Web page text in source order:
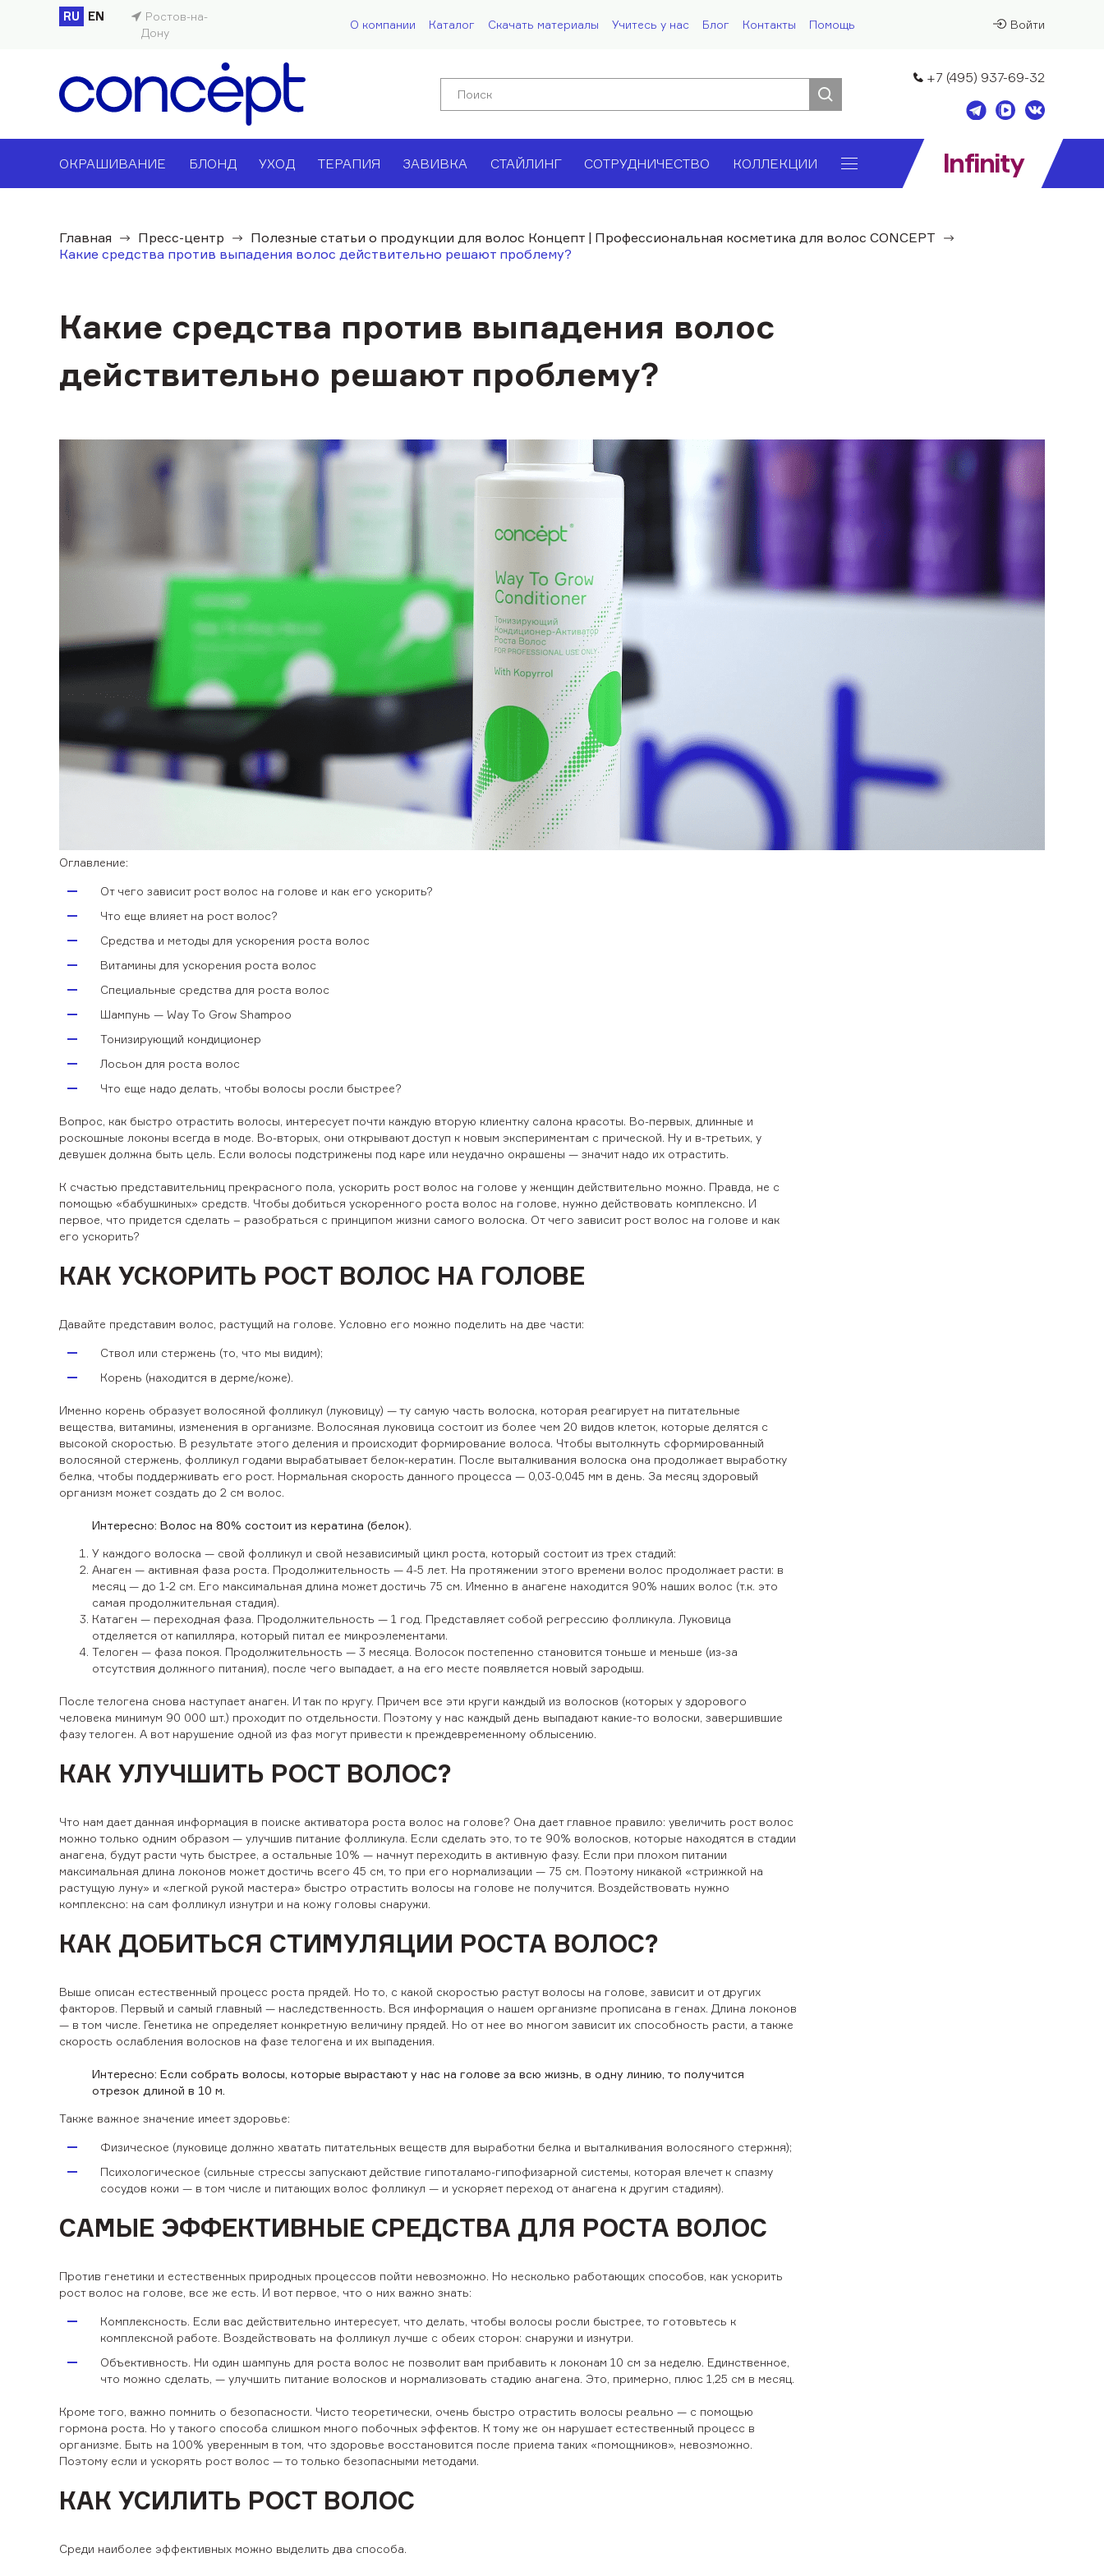
RU EN
Ростов-на-
Дону
О компании Каталог Скачать материалы Учитесь у нас Блог Контакты Помощь Войти
+7 (495) 937-69-32
ОКРАШИВАНИЕ БЛОНД УХОД ТЕРАПИЯ ЗАВИВКА СТАЙЛИНГ СОТРУДНИЧЕСТВО КОЛЛЕКЦИИ Infinity
Главная Пресс-центр
Полезные статьи о продукции для волос Концепт | Профессиональная косметика для волос CONCEPT
Какие средства против выпадения волос действительно решают проблему?
Какие средства против выпадения волос
действительно решают проблему?
Оглавление:
От чего зависит рост волос на голове и как его ускорить?
Что еще влияет на рост волос?
Средства и методы для ускорения роста волос
Витамины для ускорения роста волос
Специальные средства для роста волос
Шампунь — Way To Grow Shampoo
Тонизирующий кондиционер
Лосьон для роста волос
Что еще надо делать, чтобы волосы росли быстрее?
Вопрос, как быстро отрастить волосы, интересует почти каждую вторую клиентку салона красоты. Во-первых, длинные и
роскошные локоны всегда в моде. Во-вторых, они открывают доступ к новым экспериментам с прической. Ну и в-третьих, у
девушек должна быть цель. Если волосы подстрижены под каре или неудачно окрашены — значит надо их отрастить.
К счастью представительниц прекрасного пола, ускорить рост волос на голове у женщин действительно можно. Правда, не с
помощью «бабушкиных» средств. Чтобы добиться ускоренного роста волос на голове, нужно действовать комплексно. И
первое, что придется сделать – разобраться с принципом жизни самого волоска. От чего зависит рост волос на голове и как
его ускорить?
КАК УСКОРИТЬ РОСТ ВОЛОС НА ГОЛОВЕ
Давайте представим волос, растущий на голове. Условно его можно поделить на две части:
Ствол или стержень (то, что мы видим);
Корень (находится в дерме/коже).
Именно корень образует волосяной фолликул (луковицу) — ту самую часть волоска, которая реагирует на питательные
вещества, витамины, изменения в организме. Волосяная луковица состоит из более чем 20 видов клеток, которые делятся с
высокой скоростью. В результате этого деления и происходит формирование волоса. Чтобы вытолкнуть сформированный
волосяной стержень, фолликул годами вырабатывает белок-кератин. После выталкивания волоска она продолжает выработку
белка, чтобы поддерживать его рост. Нормальная скорость данного процесса — 0,03-0,045 мм в день. За месяц здоровый
организм может создать до 2 см волос.
Интересно: Волос на 80% состоит из кератина (белок).
У каждого волоска — свой фолликул и свой независимый цикл роста, который состоит из трех стадий:
Анаген — активная фаза роста. Продолжительность — 4-5 лет. На протяжении этого времени волос продолжает расти: в
месяц — до 1-2 см. Его максимальная длина может достичь 75 см. Именно в анагене находится 90% наших волос (т.к. это
самая продолжительная стадия).
Катаген — переходная фаза. Продолжительность — 1 год. Представляет собой регрессию фолликула. Луковица
отделяется от капилляра, который питал ее микроэлементами.
Телоген — фаза покоя. Продолжительность — 3 месяца. Волосок постепенно становится тоньше и меньше (из-за
отсутствия должного питания), после чего выпадает, а на его месте появляется новый зародыш.
После телогена снова наступает анаген. И так по кругу. Причем все эти круги каждый из волосков (которых у здорового
человека минимум 90 000 шт.) проходит по отдельности. Поэтому у нас каждый день выпадают какие-то волоски, завершившие
фазу телоген. А вот нарушение одной из фаз могут привести к преждевременному облысению.
КАК УЛУЧШИТЬ РОСТ ВОЛОС?
Что нам дает данная информация в поиске активатора роста волос на голове? Она дает главное правило: увеличить рост волос
можно только одним образом — улучшив питание фолликула. Если сделать это, то те 90% волосков, которые находятся в стадии
анагена, будут расти чуть быстрее, а остальные 10% — начнут переходить в активную фазу. Если при плохом питании
максимальная длина локонов может достичь всего 45 см, то при его нормализации — 75 см. Поэтому никакой «стрижкой на
растущую луну» и «легкой рукой мастера» быстро отрастить волосы на голове не получится. Воздействовать нужно
комплексно: на сам фолликул изнутри и на кожу головы снаружи.
КАК ДОБИТЬСЯ СТИМУЛЯЦИИ РОСТА ВОЛОС?
Выше описан естественный процесс роста прядей. Но то, с какой скоростью растут волосы на голове, зависит и от других
факторов. Первый и самый главный — наследственность. Вся информация о нашем организме прописана в генах. Длина локонов
— в том числе. Генетика не определяет конкретную величину прядей. Но от нее во многом зависит их способность расти, а также
скорость ослабления волосков на фазе телогена и их выпадения.
Интересно: Если собрать волосы, которые вырастают у нас на голове за всю жизнь, в одну линию, то получится
отрезок длиной в 10 м.
Также важное значение имеет здоровье:
Физическое (луковице должно хватать питательных веществ для выработки белка и выталкивания волосяного стержня);
Психологическое (сильные стрессы запускают действие гипоталамо-гипофизарной системы, которая влечет к спазму
сосудов кожи — в том числе и питающих волос фолликул — и ускоряет переход от анагена к другим стадиям).
САМЫЕ ЭФФЕКТИВНЫЕ СРЕДСТВА ДЛЯ РОСТА ВОЛОС
Против генетики и естественных природных процессов пойти невозможно. Но несколько работающих способов, как ускорить
рост волос на голове, все же есть. И вот первое, что о них важно знать:
Комплексность. Если вас действительно интересует, что делать, чтобы волосы росли быстрее, то готовьтесь к
комплексной работе. Воздействовать на фолликул лучше с обеих сторон: снаружи и изнутри.
Объективность. Ни один шампунь для роста волос не позволит вам прибавить к локонам 10 см за неделю. Единственное,
что можно сделать, — улучшить питание волосков и нормализовать стадию анагена. Это, примерно, плюс 1,25 см в месяц.
Кроме того, важно помнить о безопасности. Чисто теоретически, очень быстро отрастить волосы реально — с помощью
гормона роста. Но у такого способа слишком много побочных эффектов. К тому же он нарушает естественный процесс в
организме. Быть на 100% уверенным в том, что здоровье восстановится после приема таких «помощников», невозможно.
Поэтому если и ускорять рост волос — то только безопасными методами.
КАК УСИЛИТЬ РОСТ ВОЛОС
Среди наиболее эффективных можно выделить два способа.